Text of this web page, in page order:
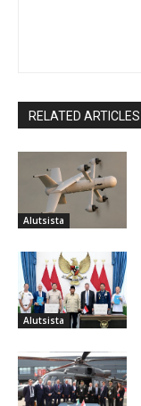
RELATED ARTICLES
Alutsista
Alutsista